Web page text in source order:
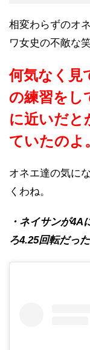
相変わらずのオ
ワ女史の不敵な
何気なく見
の練習をし
に近いだと
ていたのよ
オネエ達の気に
くわね。
・ネイサンが
ろ4.25回転だっ